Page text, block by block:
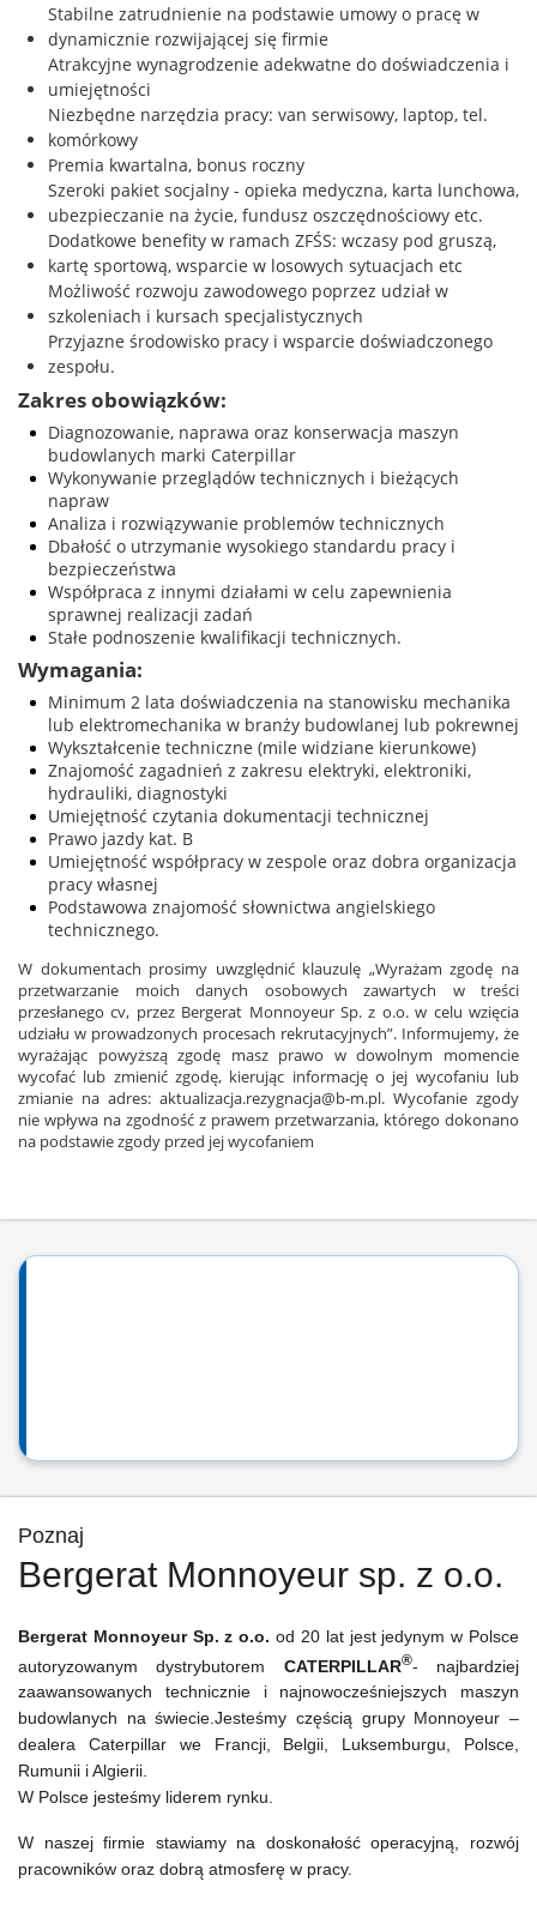
Stabilne zatrudnienie na podstawie umowy o pracę w
dynamicznie rozwijającej się firmie
Atrakcyjne wynagrodzenie adekwatne do doświadczenia i
umiejętności
Niezbędne narzędzia pracy: van serwisowy, laptop, tel.
komórkowy
Premia kwartalna, bonus roczny
Szeroki pakiet socjalny - opieka medyczna, karta lunchowa,
ubezpieczanie na życie, fundusz oszczędnościowy etc.
Dodatkowe benefity w ramach ZFŚS: wczasy pod gruszą,
kartę sportową, wsparcie w losowych sytuacjach etc
Możliwość rozwoju zawodowego poprzez udział w
szkoleniach i kursach specjalistycznych
Przyjazne środowisko pracy i wsparcie doświadczonego
zespołu.
Zakres obowiązków:
Diagnozowanie, naprawa oraz konserwacja maszyn
budowlanych marki Caterpillar
Wykonywanie przeglądów technicznych i bieżących
napraw
Analiza i rozwiązywanie problemów technicznych
Dbałość o utrzymanie wysokiego standardu pracy i
bezpieczeństwa
Współpraca z innymi działami w celu zapewnienia
sprawnej realizacji zadań
Stałe podnoszenie kwalifikacji technicznych.
Wymagania:
Minimum 2 lata doświadczenia na stanowisku mechanika
lub elektromechanika w branży budowlanej lub pokrewnej
Wykształcenie techniczne (mile widziane kierunkowe)
Znajomość zagadnień z zakresu elektryki, elektroniki,
hydrauliki, diagnostyki
Umiejętność czytania dokumentacji technicznej
Prawo jazdy kat. B
Umiejętność współpracy w zespole oraz dobra organizacja
pracy własnej
Podstawowa znajomość słownictwa angielskiego
technicznego.
W dokumentach prosimy uwzględnić klauzulę „Wyrażam zgodę na
przetwarzanie moich danych osobowych zawartych w treści
przesłanego cv, przez Bergerat Monnoyeur Sp. z o.o. w celu wzięcia
udziału w prowadzonych procesach rekrutacyjnych”. Informujemy, że
wyrażając powyższą zgodę masz prawo w dowolnym momencie
wycofać lub zmienić zgodę, kierując informację o jej wycofaniu lub
zmianie na adres: aktualizacja.rezygnacja@b-m.pl. Wycofanie zgody
nie wpływa na zgodność z prawem przetwarzania, którego dokonano
na podstawie zgody przed jej wycofaniem
Poznaj
Bergerat Monnoyeur sp. z o.o.
Bergerat Monnoyeur Sp. z o.o.od 20 lat jest jedynym w Polsce
autoryzowanym dystrybutorem CATERPILLAR®- najbardziej
zaawansowanych technicznie i najnowocześniejszych maszyn
budowlanych na świecie.Jesteśmy częścią grupy Monnoyeur –
dealera Caterpillar we Francji, Belgii, Luksemburgu, Polsce,
Rumunii i Algierii.
W Polsce jesteśmy liderem rynku.
W naszej firmie stawiamy na doskonałość operacyjną, rozwój
pracowników oraz dobrą atmosferę w pracy.